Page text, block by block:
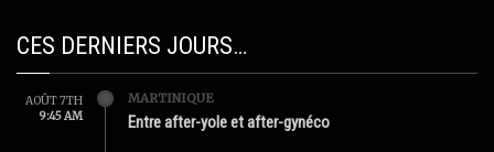
CES DERNIERS JOURS…
AOÛT 7TH
9:45 AM
MARTINIQUE
Entre after-yole et after-gynéco